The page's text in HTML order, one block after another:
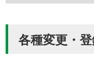
各種変更・